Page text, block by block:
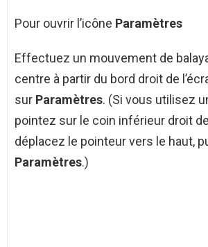
Pour ouvrir l’icône Paramètres
Effectuez un mouvement de
centre à partir du bord droit de
sur Paramètres. (Si vous utilisez
pointez sur le coin inférieur droit de
déplacez le pointeur vers le haut,
Paramètres.)